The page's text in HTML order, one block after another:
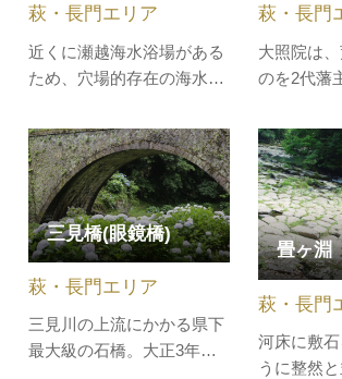
しい道の…
没～22:0…
近くに瀬越海水浴場がある
ため、穴場的存在の海水浴
ーチにいるような感覚で楽
しめます。駐車場から海水
浴場までは徒歩で約10分、
シャワー、トイレはありま
せんのでご注意ください。
萩・長門エリア
大照院は
のを2代藩
主・秀就
うために
寺院です
12代までの
所があり
基の石灯籠
が鳥居に
萩・長門
三見橋(眼鏡橋)
三見川の上流にかかる県下
最大級の石橋。大正3年
萩・長門エリア
畳ヶ淵
河床に敷
うに整然
萩・長門